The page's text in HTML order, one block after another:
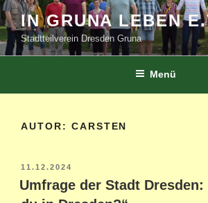
Zum
Inhalt
springen
IN GRUNA LEBEN
Stadtteilverein Dresden Gruna
Menü
AUTOR: CARSTEN
VERÖFFENTLICHT
AM
11.12.2024
Umfrage der Stadt